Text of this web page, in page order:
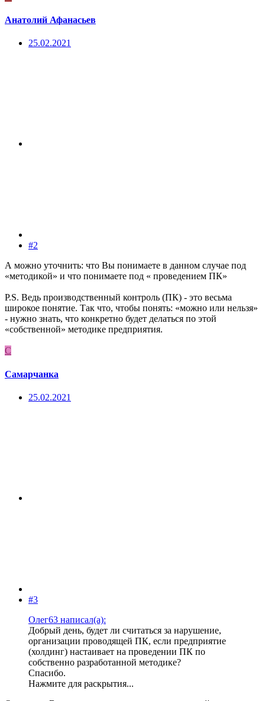
Анатолий Афанасьев
25.02.2021
#2
А можно уточнить: что Вы понимаете в данном случае под
«методикой» и что понимаете под « проведением ПК»
P.S. Ведь производственный контроль (ПК) - это весьма
широкое понятие. Так что, чтобы понять: «можно или нельзя»
- нужно знать, что конкретно будет делаться по этой
«собственной» методике предприятия.
С
Самарчанка
25.02.2021
#3
Олег63 написал(а):
Добрый день, будет ли считаться за нарушение,
организации проводящей ПК, если предприятие
(холдинг) настаивает на проведении ПК по
собственно разработанной методике?
Спасибо.
Нажмите для раскрытия...